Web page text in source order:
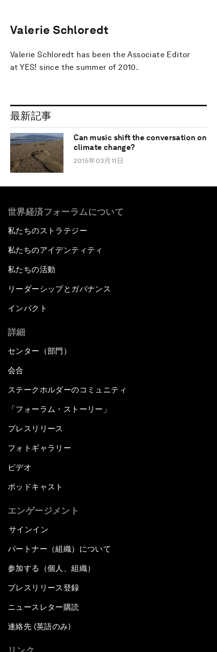
Valerie Schloredt
Valerie Schloredt has been the Associate Editor
at YES! since the summer of 2010.
最新記事
Can music shift the conversation on
climate change?
2015年03月11日
世界経済フォーラムについて
私たちのストラテジー
私たちのアイデンティティ
私たちの活動
リーダーシップとガバナンス
インパクト
詳細
センター（部門）
会合
ステークホルダーのコミュニティ
「フォーラム・ストーリー」
プレスリリース
フォトギャラリー
ビデオ
ポッドキャスト
エンゲージメント
サインイン
パートナー（組織）について
参加する（個人、組織）
プレスリリース登録
ニュースレター購読
連絡先 (英語のみ)